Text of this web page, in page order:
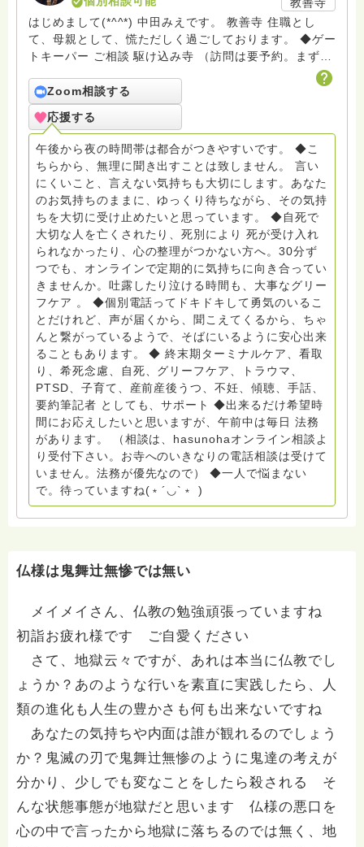
はじめまして(*^^*) 中田みえです。 教善寺 住職とし
て、母親として、慌ただしく過ごしております。 ◆ゲー
トキーパー ご相談 駆け込み寺 （訪問は要予約。まずは
ターミナルケア、看取り、グリーフケア、希死念慮、自
死、産前産後うつ、育児、DV、デートDV、トラウマ、
PTSD、傾聴トレーナー、手話、要約筆記、行政相談
員、女性支援員、小学校 中学校支援員としても、ケア
サポートをしています。 ◆一般社団法人『グリーフケア
ともしび』理事長 【ともしび遺族会】運営 毎月 第１
金・昼夜2回開催（大阪駅前第3ビル） 14：00〜，18：
00〜 お問い合わせ申込⬇️こちらから
griefcare.tomoshibi@icloud.com ＊この活動は皆さま
のご支援により支えられております。ご協力をよろしく
お願いします。 ゆうちょ銀行 口座番号 普通408-
6452769 一般社団法人グリーフケアともしび ◆『ビハ
ーラサロン おしゃべりカフェひだまり』 ビハーラ和歌
山代表 居場所運営 問い合わせ申込⬇️こちらから
griefcare.tomoshibi@icloud.com ◆GEはしもとサピュ
イエ 所属 （Gender Equity 誰もが自分らしく生きるこ
とができる社会をめざして）DV・女性支援 ◆認定NPO
京都自死自殺相談センターSotto 元グリーフサポート委
員長（2018〜2024） ◆保育士.幼稚園教諭.小学校教諭.
レクリエーションインストラクター.中学校DV授業 10年
間 保育 教育の現場で 総主任として勤めた経験も生かし
つつ、お話できることがあれば 幸いです。 いつも あな
たとともに。南無阿弥陀仏 ここでは、宗旨を問いませ
ん。 まずは、ひとりで抱え込まないで。 来寺お問い合
わせは⬇️こちらから miehimeyo@gmail.com ※時間を割
いて、あなたに向き合っています。 ですので、過去の
いします。 ※個別相談は、hasunohaオンライン相談よ
受け付けておりません。また夜中や早朝の電話もご遠慮
ください。 法務を優先させてください。
Zoom相談する
応援する
午後から夜の時間帯は都合がつきやすいです。 ◆こ
ちらから、無理に聞き出すことは致しません。 言い
にくいこと、言えない気持ちも大切にします。あなた
のお気持ちのままに、ゆっくり待ちながら、その気持
ちを大切に受け止めたいと思っています。 ◆自死で
大切な人を亡くされたり、死別により 死が受け入れ
られなかったり、心の整理がつかない方へ。30分ず
つでも、オンラインで定期的に気持ちに向き合ってい
きませんか。吐露したり泣ける時間も、大事なグリー
フケア 。 ◆個別電話ってドキドキして勇気のいるこ
とだけれど、声が届くから、聞こえてくるから、ちゃ
んと繋がっているようで、そばにいるように安心出来
ることもあります。 ◆ 終末期ターミナルケア、看取
り、希死念慮、自死、グリーフケア、トラウマ、
PTSD、子育て、産前産後うつ、不妊、傾聴、手話、
要約筆記者 としても、サポート ◆出来るだけ希望時
間にお応えしたいと思いますが、午前中は毎日 法務
があります。 （相談は、hasunohaオンライン相談よ
り受付下さい。お寺へのいきなりの電話相談は受けて
いません。法務が優先なので） ◆一人で悩まない
で。待っていますね(﹡´◡`﹡ )
仏様は鬼舞辻無惨では無い
メイメイさん、仏教の勉強頑張っていますね
初詣お疲れ様です ご自愛ください
さて、地獄云々ですが、あれは本当に仏教でし
ょうか？あのような行いを素直に実践したら、人
類の進化も人生の豊かさも何も出来ないですね
あなたの気持ちや内面は誰が観れるのでしょう
か？鬼滅の刃で鬼舞辻無惨のように鬼達の考えが
分かり、少しでも変なことをしたら殺される そ
んな状態事態が地獄だと思います 仏様の悪口を
心の中で言ったから地獄に落ちるのでは無く、地